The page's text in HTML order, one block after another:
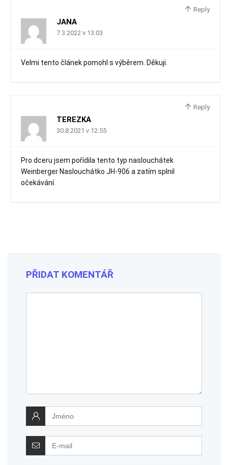
Reply
JANA
7.3.2022 v 13:03
Velmi tento článek pomohl s výběrem. Děkuji.
Reply
TEREZKA
30.8.2021 v 12:55
Pro dceru jsem pořídila tento typ naslouchátek
Weinberger Naslouchátko JH-906 a zatím splnil
očekávání.
PŘIDAT KOMENTÁŘ